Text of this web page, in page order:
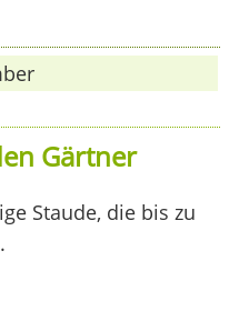
Gärtner
Staude, die bis zu